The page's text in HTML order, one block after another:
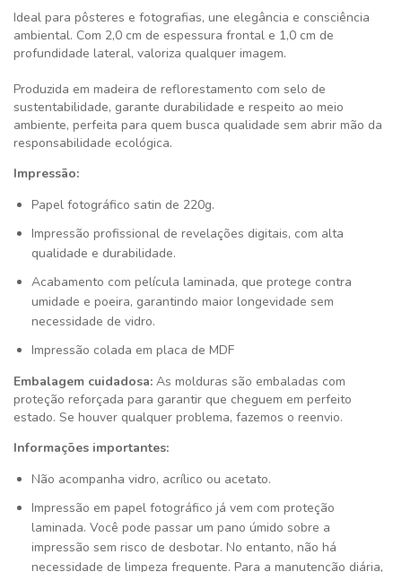
Ideal para pôsteres e fotografias, une elegância e consciência
ambiental. Com 2,0 cm de espessura frontal e 1,0 cm de
profundidade lateral, valoriza qualquer imagem.
Produzida em madeira de reflorestamento com selo de
sustentabilidade, garante durabilidade e respeito ao meio
ambiente, perfeita para quem busca qualidade sem abrir mão da
responsabilidade ecológica.
Impressão:
Papel fotográfico satin de 220g.
Impressão profissional de revelações digitais, com alta
qualidade e durabilidade.
Acabamento com película laminada, que protege contra
umidade e poeira, garantindo maior longevidade sem
necessidade de vidro.
Impressão colada em placa de MDF
Embalagem cuidadosa: As molduras são embaladas com
proteção reforçada para garantir que cheguem em perfeito
estado. Se houver qualquer problema, fazemos o reenvio.
Informações importantes:
Não acompanha vidro, acrílico ou acetato.
Impressão em papel fotográfico já vem com proteção
laminada. Você pode passar um pano úmido sobre a
impressão sem risco de desbotar. No entanto, não há
necessidade de limpeza frequente. Para a manutenção diária,